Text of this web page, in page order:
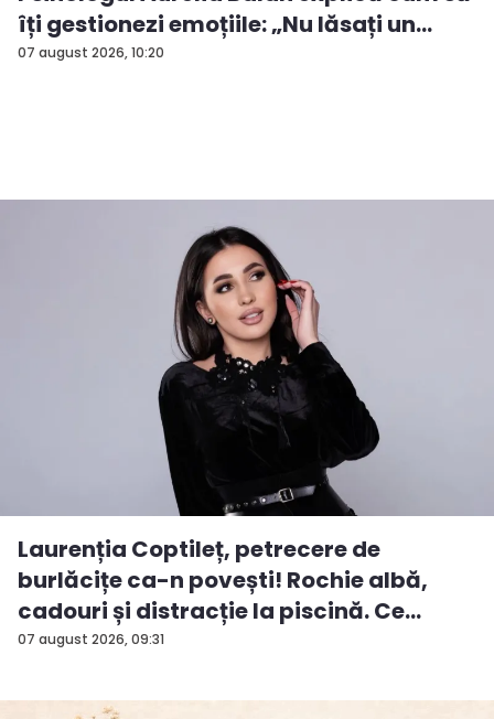
07 august 2026, 10:20
îți gestionezi emoțiile: „Nu lăsați un
rezu...
07 august 2026, 09:31
Laurenția Coptileț, petrecere de
burlăcițe ca-n povești! Rochie albă,
cadouri și distracție la piscină. Ce
surp...